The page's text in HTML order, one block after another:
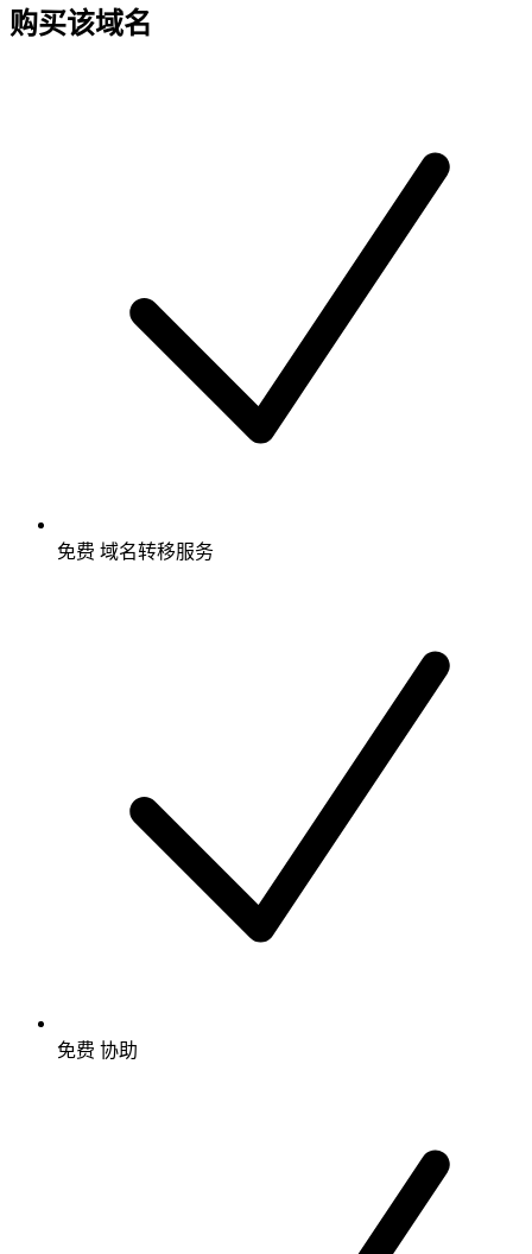
购买该域名
免费 域名转移服务
免费 协助